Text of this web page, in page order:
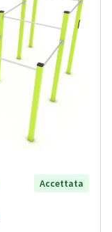
Accettata